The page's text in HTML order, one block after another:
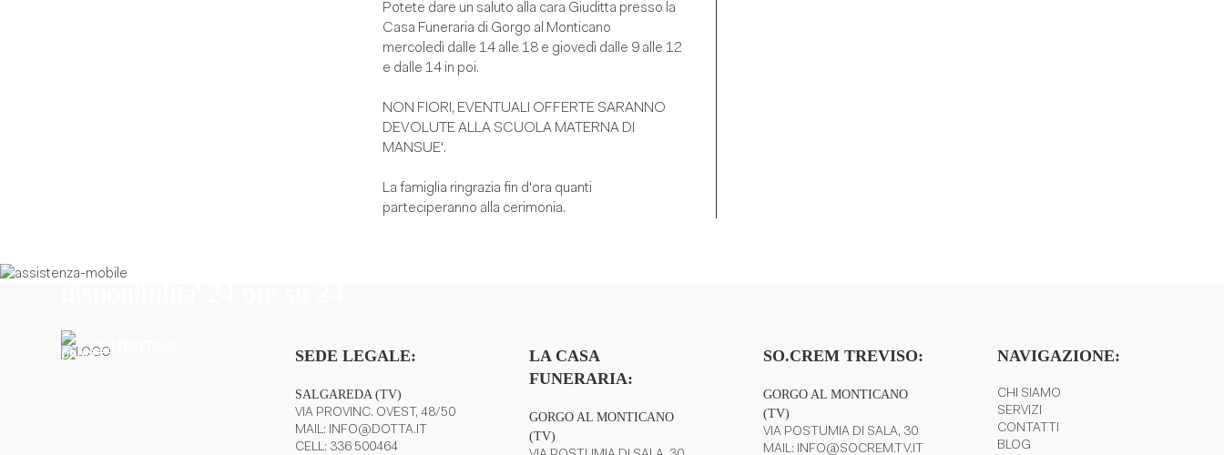
Potete dare un saluto alla cara Giuditta presso la
Casa Funeraria di Gorgo al Monticano
mercoledì dalle 14 alle 18 e giovedì dalle 9 alle 12
e dalle 14 in poi.
NON FIORI, EVENTUALI OFFERTE SARANNO
DEVOLUTE ALLA SCUOLA MATERNA DI
MANSUE'.
La famiglia ringrazia fin d'ora quanti
parteciperanno alla cerimonia.
CONTATTACI SEDE LEGALE:
SALGAREDA (TV)
VIA PROVINC. OVEST, 48/50
MAIL: INFO@DOTTA.IT
CELL: 336 500464
LA CASA
FUNERARIA:
GORGO AL MONTICANO
(TV)
SO.CREM TREVISO:
GORGO AL MONTICANO
(TV)
VIA POSTUMIA DI SALA, 30
MAIL: INFO@SOCREM.TV.IT
NAVIGAZIONE:
CHI SIAMO
SERVIZI
CONTATTI
BLOG